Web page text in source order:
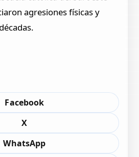
agresiones físicas y
Facebook
X
WhatsApp